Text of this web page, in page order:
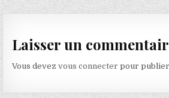
Laisser un
Vous devezvous connecter pour